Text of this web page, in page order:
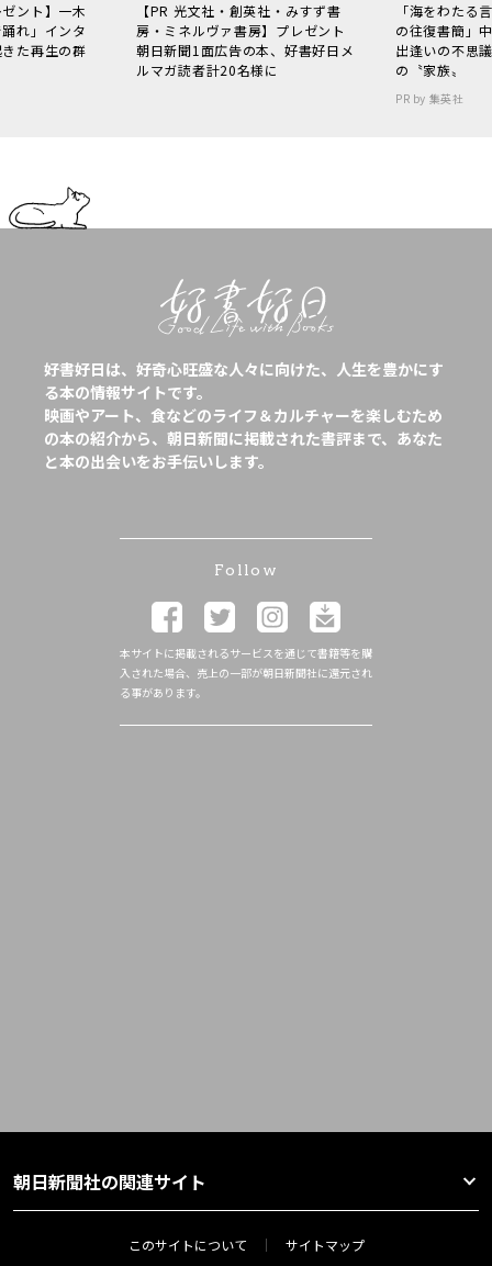
ント】一木
れ」インタ
た再生の群
【PR 光文社・創英社・みすず書
房・ミネルヴァ書房】プレゼント
朝日新聞1面広告の本、好書好日メ
ルマガ読者計20名様に
「海をわた
の往復書簡」
出逢いの不思
の〝家族〟
PR by 集英社
好書好日は、好奇心旺盛な人々に向けた、人生を豊かにす
る本の情報サイトです。
映画やアート、食などのライフ＆カルチャーを楽しむため
の本の紹介から、朝日新聞に掲載された書評まで、あなた
と本の出会いをお手伝いします。
Follow
本サイトに掲載されるサービスを通じて書籍等を購
入された場合、売上の一部が朝日新聞社に還元され
る事があります。
朝日新聞社の関連サイト
このサイトについて サイトマップ